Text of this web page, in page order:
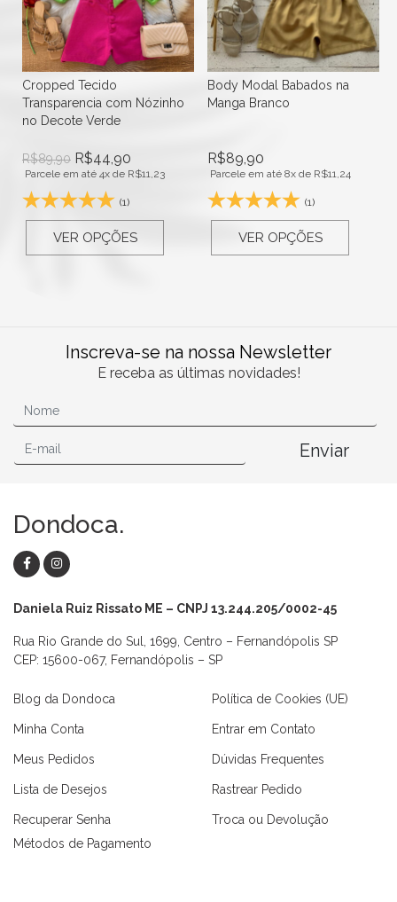
Cropped Tecido
Transparencia com Nózinho
no Decote Verde
R$89,90 R$44,90
Parcele em até 4x de R$11,23
(1)
VER OPÇÕES
Body Modal Babados na
Manga Branco
R$89,90
Parcele em até 8x de R$11,24
(1)
VER OPÇÕES
Inscreva-se na nossa Newsletter
E receba as últimas novidades!
Enviar
Dondoca.
Daniela Ruiz Rissato ME – CNPJ 13.244.205/0002-45
Rua Rio Grande do Sul, 1699, Centro – Fernandópolis SP
CEP: 15600-067, Fernandópolis – SP
Blog da Dondoca
Minha Conta
Meus Pedidos
Lista de Desejos
Recuperar Senha
Política de Cookies (UE)
Entrar em Contato
Dúvidas Frequentes
Rastrear Pedido
Troca ou Devolução
Métodos de Pagamento